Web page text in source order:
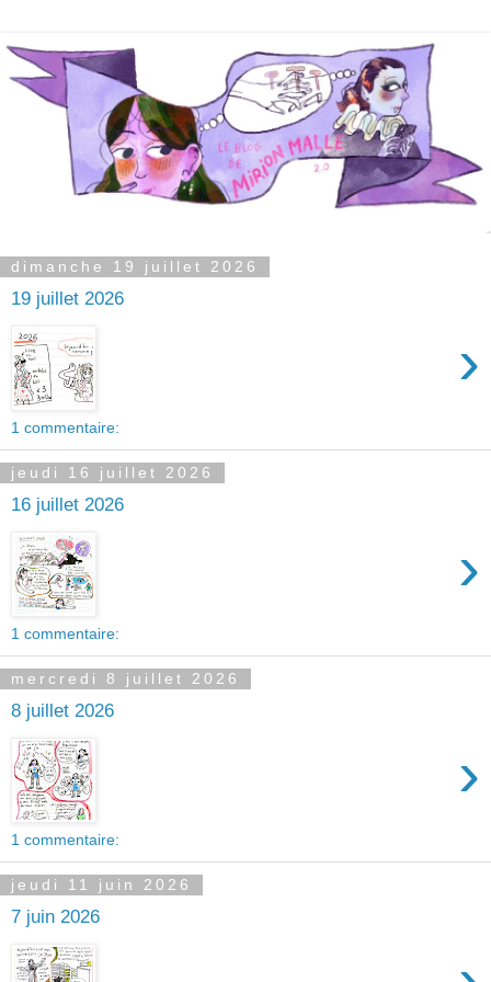
dimanche 19 juillet 2026
19 juillet 2026
›
1 commentaire:
jeudi 16 juillet 2026
16 juillet 2026
›
1 commentaire:
mercredi 8 juillet 2026
8 juillet 2026
›
1 commentaire:
jeudi 11 juin 2026
7 juin 2026